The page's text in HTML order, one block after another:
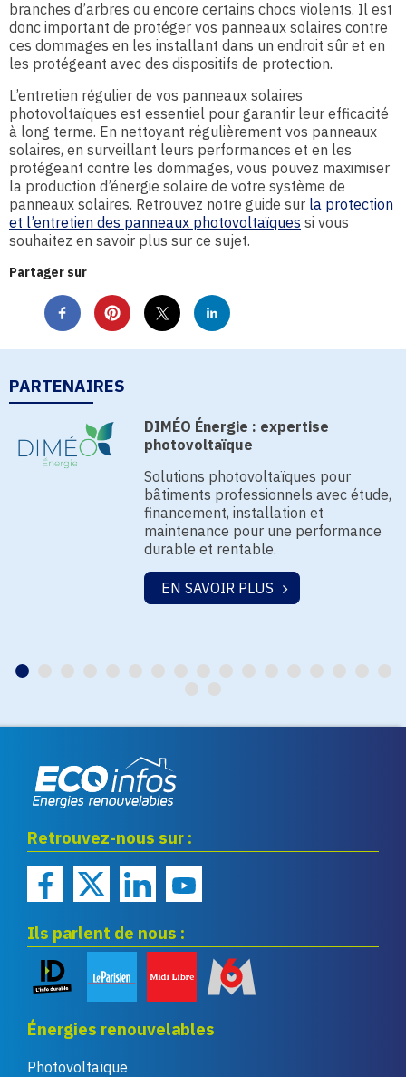
branches d’arbres ou encore certains chocs violents. Il est
donc important de protéger vos panneaux solaires contre
ces dommages en les installant dans un endroit sûr et en
les protégeant avec des dispositifs de protection.
L’entretien régulier de vos panneaux solaires
photovoltaïques est essentiel pour garantir leur efficacité
à long terme. En nettoyant régulièrement vos panneaux
solaires, en surveillant leurs performances et en les
protégeant contre les dommages, vous pouvez maximiser
la production d’énergie solaire de votre système de
panneaux solaires. Retrouvez notre guide sur la protection
et l’entretien des panneaux photovoltaïques si vous
souhaitez en savoir plus sur ce sujet.
Partager sur
PARTENAIRES
DIMÉO Énergie : expertise
photovoltaïque
Solutions photovoltaïques pour
bâtiments professionnels avec étude,
financement, installation et
maintenance pour une performance
durable et rentable.
EN SAVOIR PLUS
renouvelables
Retrouvez-nous sur :
Ils parlent de nous :
Énergies renouvelables
Photovoltaïque